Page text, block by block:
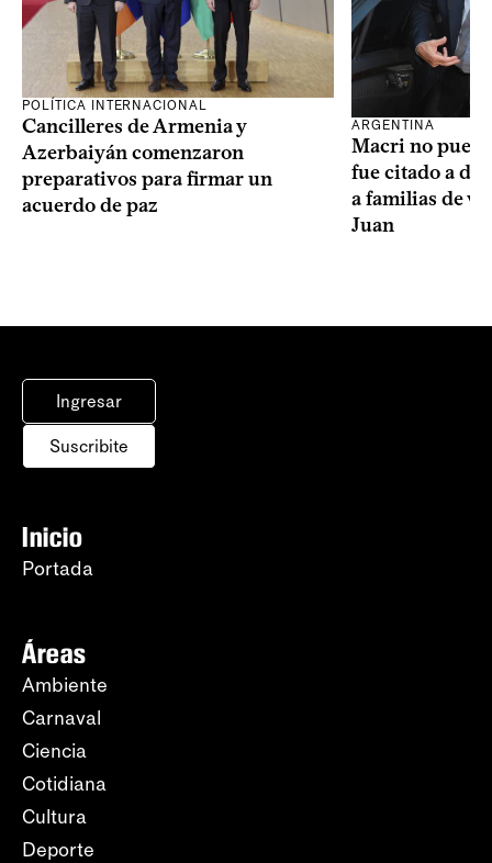
POLÍTICA INTERNACIONAL
Cancilleres de Armenia y
Azerbaiyán comenzaron
preparativos para firmar un
acuerdo de paz
ARGENTINA
Macri no
fue citado a
a familias de
Juan
Ingresar
Suscribite
Inicio
Portada
Áreas
Ambiente
Carnaval
Ciencia
Cotidiana
Cultura
Deporte